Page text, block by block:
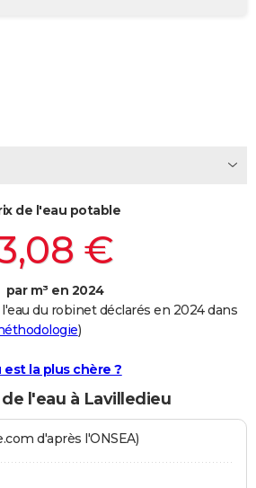
de l'eau potable
€
par m³ en 2024
du robinet déclarés en 2024 dans
)
est la plus chère ?
l'eau à Lavilledieu
d'après l'ONSEA)